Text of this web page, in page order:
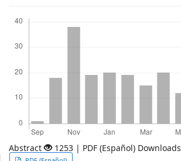
Abstract 1253 | PDF (Español) Downloads